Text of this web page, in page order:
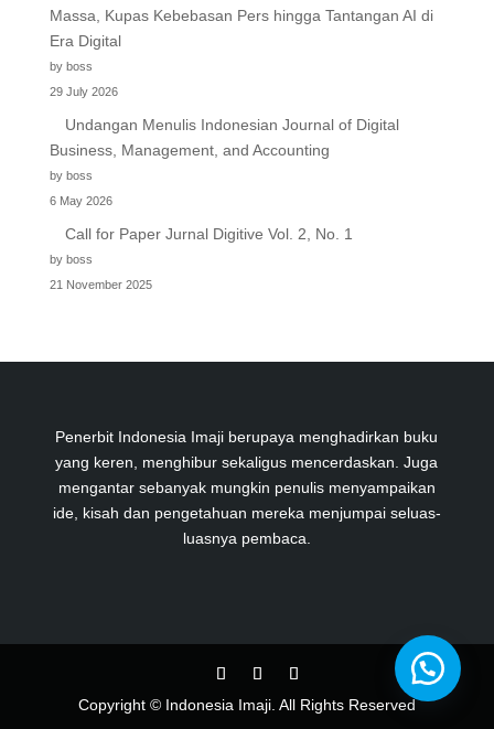
Massa, Kupas Kebebasan Pers hingga Tantangan AI di
Era Digital
by boss
29 July 2026
Undangan Menulis Indonesian Journal of Digital
Business, Management, and Accounting
by boss
6 May 2026
Call for Paper Jurnal Digitive Vol. 2, No. 1
by boss
21 November 2025
Penerbit Indonesia Imaji berupaya menghadirkan buku
yang keren, menghibur sekaligus mencerdaskan. Juga
mengantar sebanyak mungkin penulis menyampaikan
ide, kisah dan pengetahuan mereka menjumpai seluas-
luasnya pembaca.
Copyright © Indonesia Imaji. All Rights Reserved